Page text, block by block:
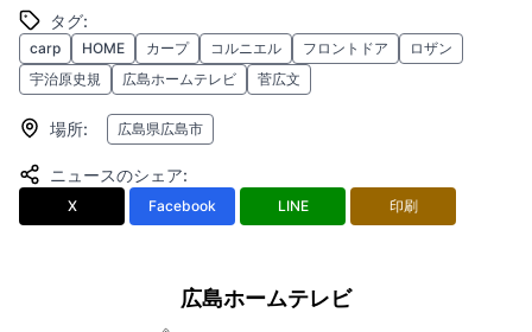
タグ:
carp HOME カープ コルニエル フロントドア
ロザン
宇治原史規
広島ホームテレビ 菅広文
場所: 広島県広島市
ニュースのシェア:
X Facebook LINE 印刷
広島ホームテレビ